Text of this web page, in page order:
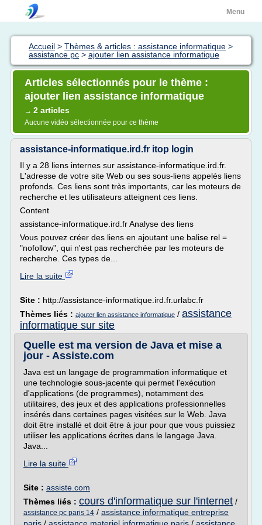
Menu
Accueil > Thèmes & articles : assistance informatique >
assistance pc > ajouter lien assistance informatique
Articles sélectionnés pour le thème :
ajouter lien assistance informatique
→ 2 articles
Aucune vidéo sélectionnée pour ce thème
assistance-informatique.ird.fr itop login
Il y a 28 liens internes sur assistance-informatique.ird.fr.
L'adresse de votre site Web ou ses sous-liens appelés liens
profonds. Ces liens sont très importants, car les moteurs de
recherche et les utilisateurs atteignent ces liens.
Content
assistance-informatique.ird.fr Analyse des liens
Vous pouvez créer des liens en ajoutant une balise rel =
"nofollow", qui n'est pas recherchée par les moteurs de
recherche. Ces types de...
Lire la suite
Site : http://assistance-informatique.ird.fr.urlabc.fr
Thèmes liés : ajouter lien assistance informatique / assistance
informatique sur site
Quelle est ma version de Java et mise a
jour - Assiste.com
Java est un langage de programmation informatique et
une technologie sous-jacente qui permet l'exécution
d'applications (de programmes), notamment des
utilitaires, des jeux et des applications professionnelles
insérés dans certaines pages visitées sur le Web. Java
doit être installé et doit être à jour pour que vous puissiez
utiliser les applications écrites dans le langage Java.
Java...
Lire la suite
Site : assiste.com
Thèmes liés : cours d'informatique sur l'internet /
assistance pc paris 14 / assistance informatique entreprise